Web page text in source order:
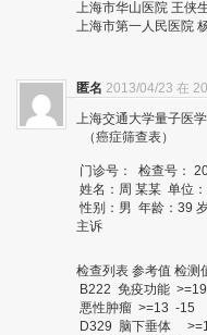
上海市华山医院 王侠
上海市第一人民医院
匿名 2013/04/23 在
上海交通大学量子医
（癌症筛查表）
门诊号： 检查号：
姓名：周 某某 单位
性别：男 年龄：39
主诉
检查列表 参考值 检测
B222 免疫功能
悪性肿瘤 >=13 -15
D329 脑下垂体